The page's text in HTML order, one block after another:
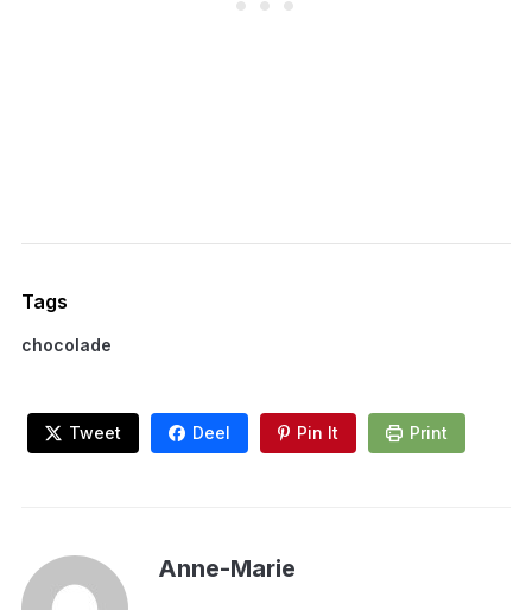
Tags
chocolade
Tweet Deel Pin It Print
Anne-Marie